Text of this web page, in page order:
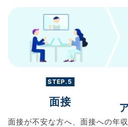
STEP.5
面接
面接が不安な方へ、 面接への年